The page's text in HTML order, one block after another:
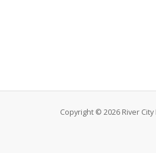
Copyright © 2026 River